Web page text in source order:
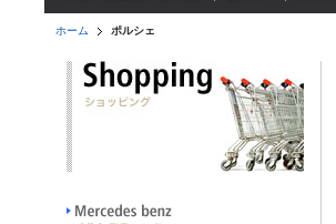
ホーム ポルシェ